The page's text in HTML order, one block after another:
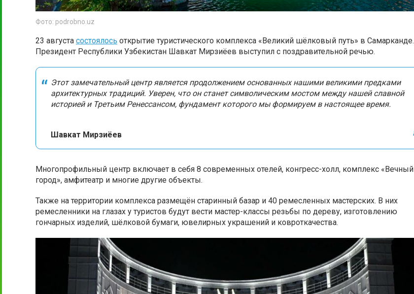
Фото: podrobno.uz
23 августа состоялось открытие туристического комплекса «Великий шёлковый путь» в Самарканде.
Президент Республики Узбекистан Шавкат Мирзиёев выступил с поздравительной речью.
Этот замечательный центр является продолжением основанных нашими великими предками
архитектурных традиций. Уверен, что он станет символическим мостом между нашей славной
историей и Третьим Ренессансом, фундамент которого мы формируем в настоящее время.
Шавкат Мирзиёев
Многопрофильный центр включает в себя 8 современных отелей, конгресс-холл, комплекс «Вечный
город», амфитеатр и многие другие объекты.
Также на территории комплекса размещён старинный базар и 40 ремесленных мастерских. В них
ремесленники на глазах у туристов будут вести мастер-классы резьбы по дереву, изготовлению
гончарных изделий, шёлковой бумаги, ювелирных украшений и ковроткачества.